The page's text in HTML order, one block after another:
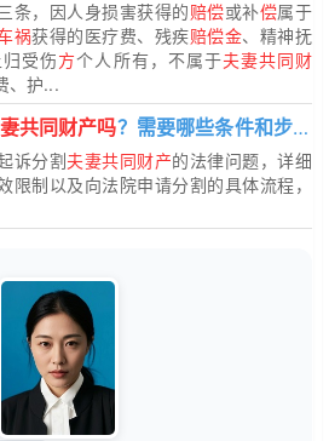
条，因人身损害获得的赔偿或补偿属于
祸获得的医疗费、残疾赔偿金、精神抚
受伤方个人所有，不属于夫妻共同财
、护...
共同财产吗？需要哪些条件和步骤？
诉分割 夫妻共同财产的法律问题，详细
限制以及向法院申请分割的具体流程，